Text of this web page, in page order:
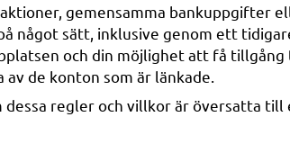
gemensamma bankuppgifter
något sätt, inklusive genom ett
och din möjlighet att få
de konton som är länkade.
dessa regler och villkor är översatta